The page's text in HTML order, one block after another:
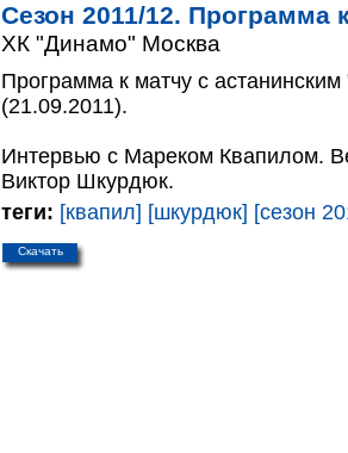
Сезон 2011/12. Программа
ХК "Динамо" Москва
Программа к матчу с
(21.09.2011).
Интервью с Мареком Квапилом.
Виктор Шкурдюк.
теги: [квапил] [шкурдюк] [сезон
Скачать